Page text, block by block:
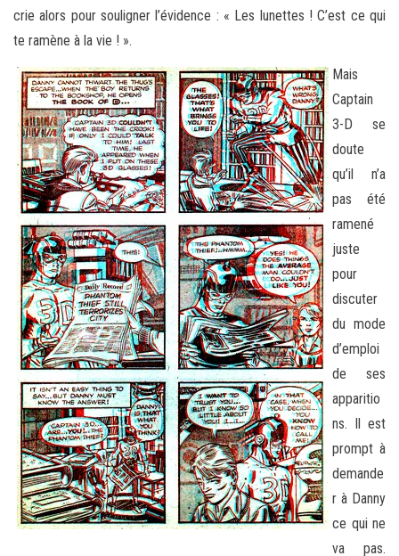
crie alors pour souligner l’évidence : « Les lunettes ! C’est ce qui
te ramène à la vie ! ».
Mais
Captain
3-D se
doute
qu’il n’a
pas été
ramené
juste
pour
discuter
du mode
d’emploi
de ses
apparitio
ns. Il est
prompt à
demande
r à Danny
ce qui ne
va pas.